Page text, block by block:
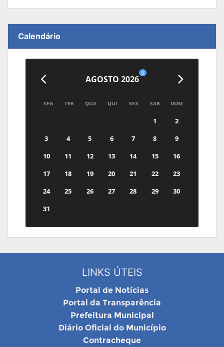
Calendário
AGOSTO 2026
0
SEG TER QUA QUI SEX SAB DOM
1
2
3
4 5 6 7 8
9
10
11 12 13 14 15
16
17
18 19 20 21 22
23
24
25 26 27 28 29
30
31
LINKS ÚTEIS
Portal de Notícias
Portal da Transparência
Prefeitura Municipal
Diário Oficial do Município
Contracheque